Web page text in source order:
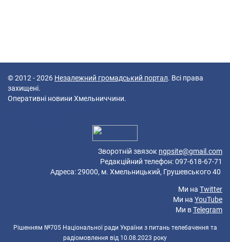
© 2012 - 2026 Незалежний громадський портал. Всі права
захищені.
Оперативні новини Хмельниччини.
Зворотній звязок ngpsite@gmail.com
Редакційний телефон: 097-618-67-71
Адреса: 29000, м. Хмельницький, Грушевського 40
Ми на Twitter
Ми на YouTube
Ми вTelegram
Рішенням №705 Національної ради України з питань телебачення та
радіомовлення від 10.08.2023 року